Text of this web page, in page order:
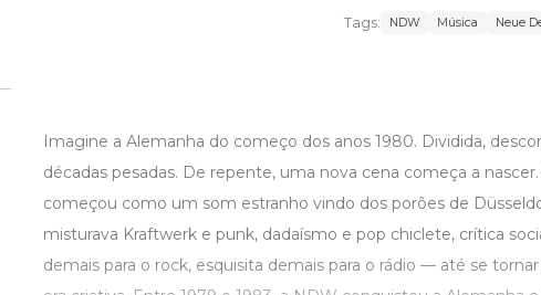
Tags: NDW Música Neue
Imagine a Alemanha do começo dos anos 1980. Dividida,
décadas pesadas. De repente, uma nova cena começa a
começou como um som estranho vindo dos porões de
misturava Kraftwerk e punk, dadaísmo e pop chiclete, crítica
demais para o rock, esquisita demais para o rádio — até se